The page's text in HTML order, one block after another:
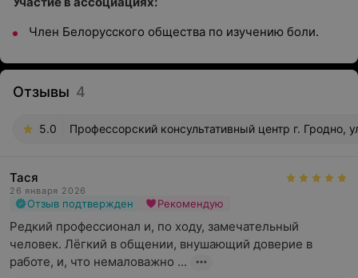
Член Белорусского общества по изучению боли.
Отзывы 4
5.0 Профессорский консультативный центр г. Гродно,
Тася
26 января 2026
Отзыв подтвержден Рекомендую
Редкий профессионал и, по ходу, замечательный
человек. Лёгкий в общении, внушающий доверие в
работе, и, что немаловажно ...